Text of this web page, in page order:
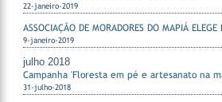
22-janeiro-2019
ASSOCIAÇÃO DE MORADORES DO MAPIÁ ELEGE
9-janeiro-2019
julho 2018
Campanha 'Floresta em pé e artesanato na
31-julho-2018